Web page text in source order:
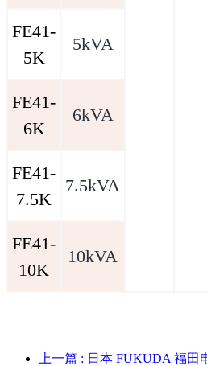
FE41-
5K
5kVA
FE41-
6K
6kVA
FE41-
7.5K
7.5kVA
FE41-
10K
10kVA
上一篇 : 日本 FUKUDA 福田